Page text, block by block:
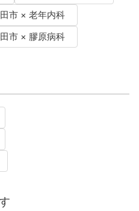
市 × 老年内科
市 × 膠原病科